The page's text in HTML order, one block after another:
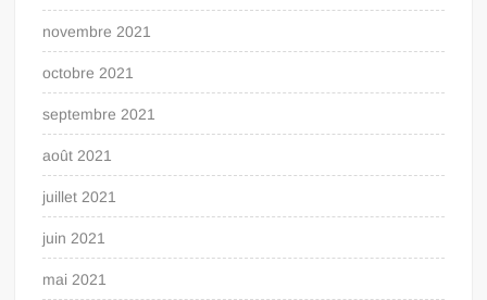
novembre 2021
octobre 2021
septembre 2021
août 2021
juillet 2021
juin 2021
mai 2021